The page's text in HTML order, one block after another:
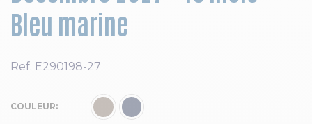
Bleu marine
Ref. E290198-27
COULEUR